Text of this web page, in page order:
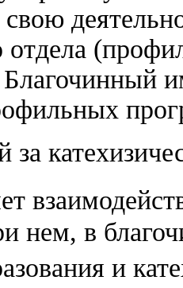
свою
отдела
за
нем, в
и